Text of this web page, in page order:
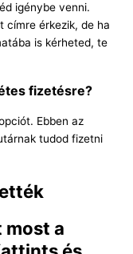
igénybe venni.
címre érkezik, de ha
is kérheted, te
fizetésre?
Ebben az
tudod fizetni
most a